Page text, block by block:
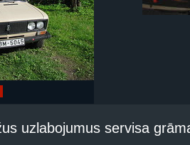
uzlabojumus servisa